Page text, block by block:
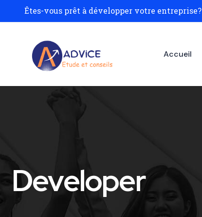
Êtes-vous prêt à développer votre entreprise?
Accueil
Developer